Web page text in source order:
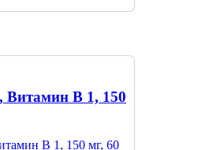
Витамин В 1, 150